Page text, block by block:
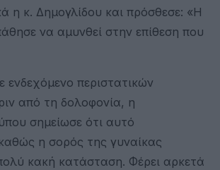
η κ. Δημογλίδου και πρόσθεσε: «Η
να αμυνθεί στην επίθεση που
περιστατικών
από τη δολοφονία, η
σημείωσε ότι αυτό
η σορός της γυναίκας
κακή κατάσταση. Φέρει αρκετά